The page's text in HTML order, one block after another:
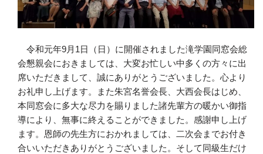
令和元年9月1日（日）に開催されました滝学園同窓会総
会懇親会におきましては、大変お忙しい中多くの方々に出
席いただきまして、誠にありがとうございました。心より
お礼申し上げます。また朱宮名誉会長、大西会長はじめ、
本同窓会に多大な尽力を賜りました諸先輩方の暖かい御指
導により、無事に終えることができました。感謝申し上げ
ます。恩師の先生方におかれましては、二次会までお付き
合いいただきありがとうございました。そして同級生だけ